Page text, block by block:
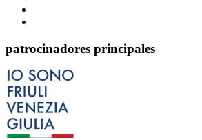
patrocinadores principales